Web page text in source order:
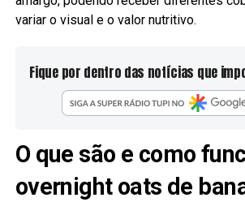
variar o visual e o valor nutritivo.
Fique por dentro das notícias que
O que são e como
overnight oats de